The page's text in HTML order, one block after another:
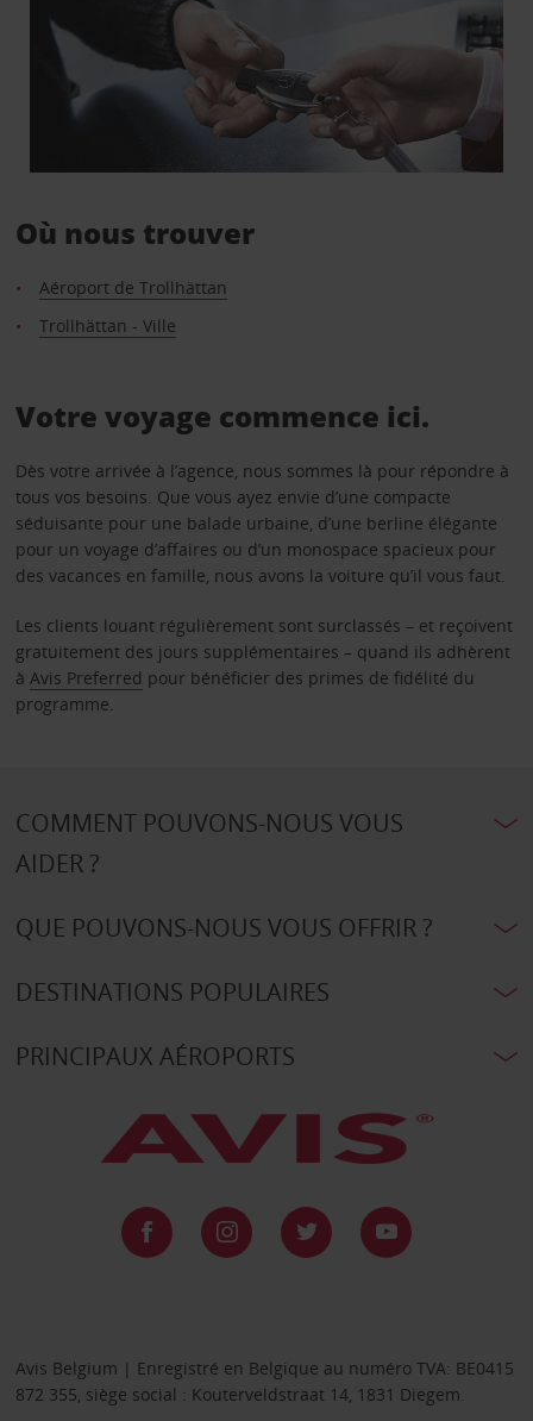
Où nous trouver
Aéroport de Trollhättan
Trollhättan - Ville
Votre voyage commence ici.
Dès votre arrivée à l’agence, nous sommes là pour répondre à
tous vos besoins. Que vous ayez envie d’une compacte
séduisante pour une balade urbaine, d’une berline élégante
pour un voyage d’affaires ou d’un monospace spacieux pour
des vacances en famille, nous avons la voiture qu’il vous faut.
Les clients louant régulièrement sont surclassés – et reçoivent
gratuitement des jours supplémentaires – quand ils adhèrent
à Avis Preferred pour bénéficier des primes de fidélité du
programme.
COMMENT POUVONS-NOUS VOUS
AIDER ?
QUE POUVONS-NOUS VOUS OFFRIR ?
DESTINATIONS POPULAIRES
PRINCIPAUX AÉROPORTS
Avis Belgium | Enregistré en Belgique au numéro TVA: BE0415
872 355, siège social : Kouterveldstraat 14, 1831 Diegem.